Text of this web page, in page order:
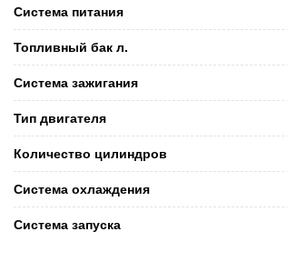
Система питания
Топливный бак л.
Система зажигания
Тип двигателя
Количество цилиндров
Система охлаждения
Система запуска